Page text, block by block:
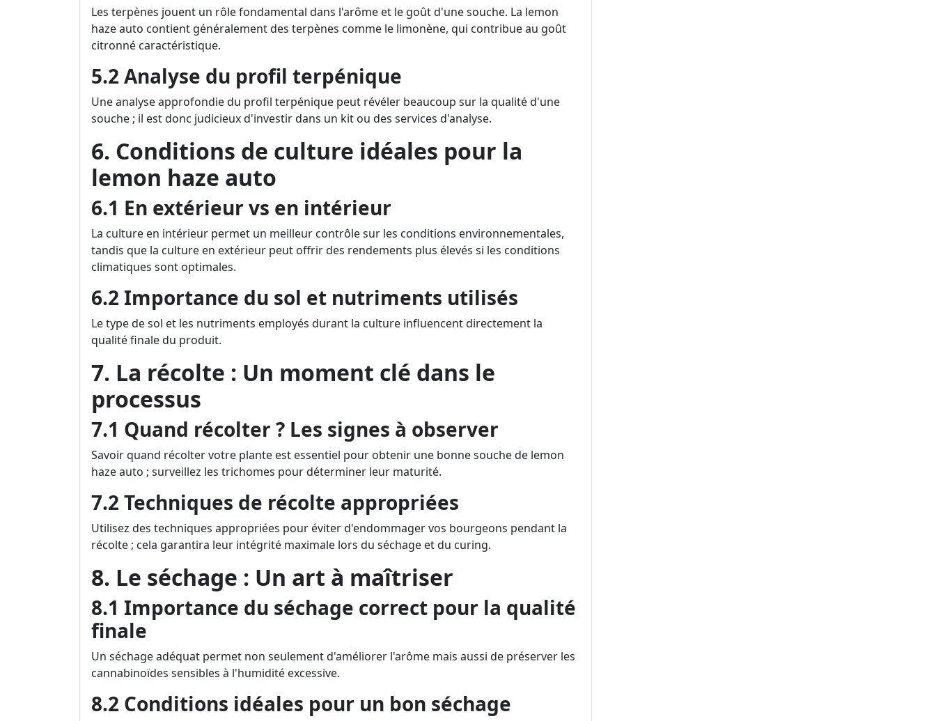
Les terpènes jouent un rôle fondamental dans l'arôme et le goût d'une souche. La lemon
haze auto contient généralement des terpènes comme le limonène, qui contribue au goût
citronné caractéristique.
5.2 Analyse du profil terpénique
Une analyse approfondie du profil terpénique peut révéler beaucoup sur la qualité d'une
souche ; il est donc judicieux d'investir dans un kit ou des services d'analyse.
6. Conditions de culture idéales pour la
lemon haze auto
6.1 En extérieur vs en intérieur
La culture en intérieur permet un meilleur contrôle sur les conditions environnementales,
tandis que la culture en extérieur peut offrir des rendements plus élevés si les conditions
climatiques sont optimales.
6.2 Importance du sol et nutriments utilisés
Le type de sol et les nutriments employés durant la culture influencent directement la
qualité finale du produit.
7. La récolte : Un moment clé dans le
processus
7.1 Quand récolter ? Les signes à observer
Savoir quand récolter votre plante est essentiel pour obtenir une bonne souche de lemon
haze auto ; surveillez les trichomes pour déterminer leur maturité.
7.2 Techniques de récolte appropriées
Utilisez des techniques appropriées pour éviter d'endommager vos bourgeons pendant la
récolte ; cela garantira leur intégrité maximale lors du séchage et du curing.
8. Le séchage : Un art à maîtriser
8.1 Importance du séchage correct pour la qualité
finale
Un séchage adéquat permet non seulement d'améliorer l'arôme mais aussi de préserver les
cannabinoïdes sensibles à l'humidité excessive.
8.2 Conditions idéales pour un bon séchage